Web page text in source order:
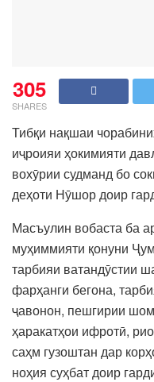
305
SHARES
Тибқи нақшаи
иҷроияи ҳокимияти
вохӯрии судманд бо
деҳоти Нӯшор доир
Масъулин вобаста ба
муҳиммияти қонуни
тарбияи ватандӯстии
фарҳанги бегона,
ҷавонон, пешгирии
ҳаракатҳои ифротӣ,
саҳм гузоштан дар
ноҳия суҳбат доир